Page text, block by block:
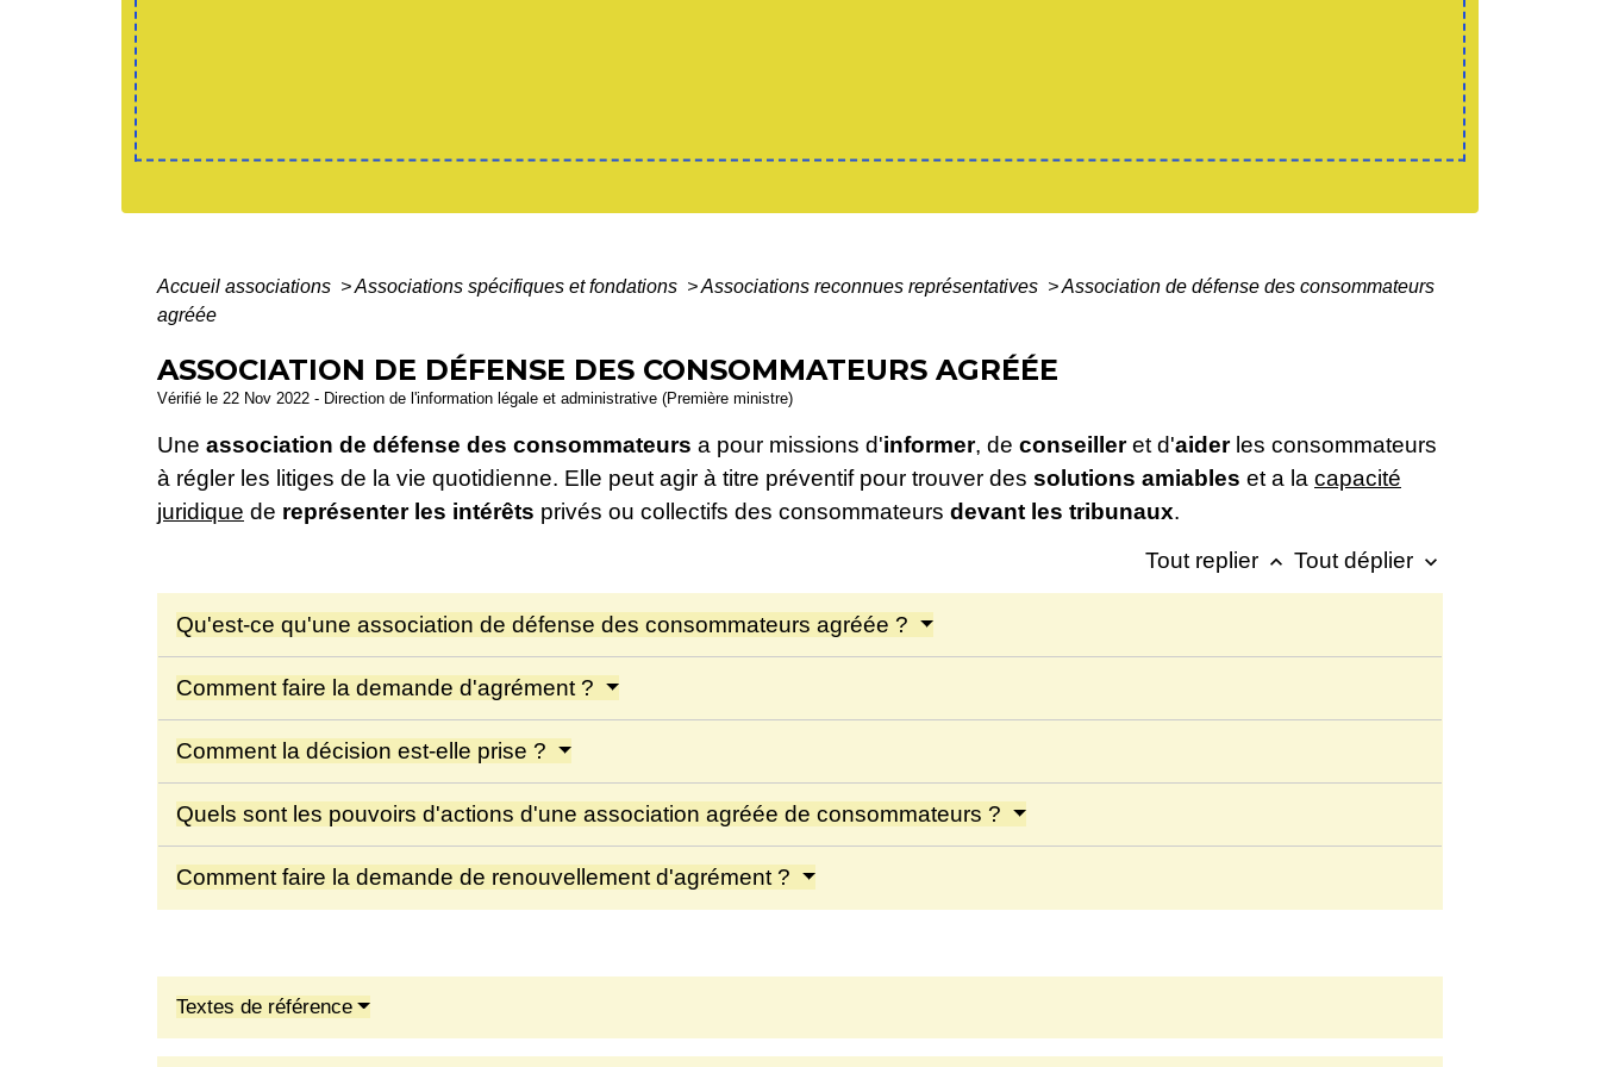
Accueil associations >Associations spécifiques et fondations >Associations reconnues représentatives >Association de défense des consommateurs
agréée
ASSOCIATION DE DÉFENSE DES CONSOMMATEURS AGRÉÉE
Vérifié le 22 Nov 2022 - Direction de l'information légale et administrative (Première ministre)
Une association de défense des consommateurs a pour missions d'informer, de conseilleret d'aiderles consommateurs
à régler les litiges de la vie quotidienne. Elle peut agir à titre préventif pour trouver des solutions amiables et a la capacité
juridique de représenter les intérêts privés ou collectifs des consommateurs devant les tribunaux.
Tout replier keyboard_arrow_up Tout déplier keyboard_arrow_down
Qu'est-ce qu'une association de défense des consommateurs agréée ?
Comment faire la demande d'agrément ?
Comment la décision est-elle prise ?
Quels sont les pouvoirs d'actions d'une association agréée de consommateurs ?
Comment faire la demande de renouvellement d'agrément ?
Textes de référence